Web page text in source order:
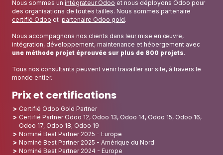
Nous sommes un intégrateur Odooet nous déployons Odoo pour
certifié Odooetpartenaire Odoo gold
Nous accompagnons nos clients dans leur mise en œuvre,
intégration, développement, maintenance et hébergement avec
une méthode projet éprouvée sur plus de 800 projets